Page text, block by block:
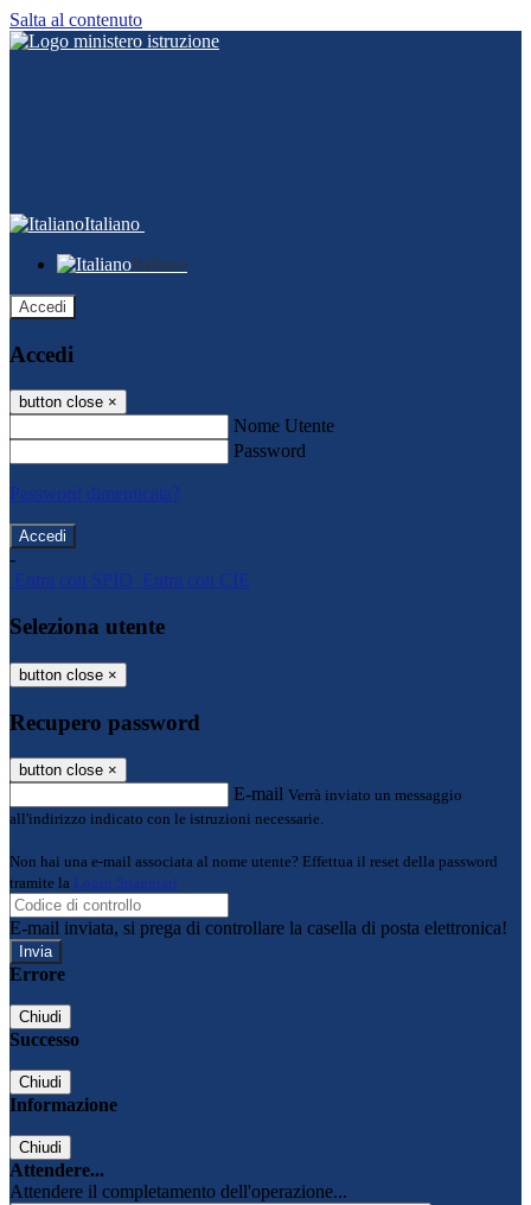
Salta al contenuto
Italiano
Italiano
Accedi
Accedi
button close ×
Nome Utente
Password
Password dimenticata?
-
Entra con SPID Entra con CIE
Seleziona utente
button close ×
Recupero password
button close ×
E-mail Verrà inviato un messaggio
all'indirizzo indicato con le istruzioni necessarie.
Non hai una e-mail associata al nome utente? Effettua il reset della password
tramite la Login Spaggiari
E-mail inviata, si prega di controllare la casella di posta elettronica!
Errore
Chiudi
Successo
Chiudi
Informazione
Chiudi
Attendere...
Attendere il completamento dell'operazione...